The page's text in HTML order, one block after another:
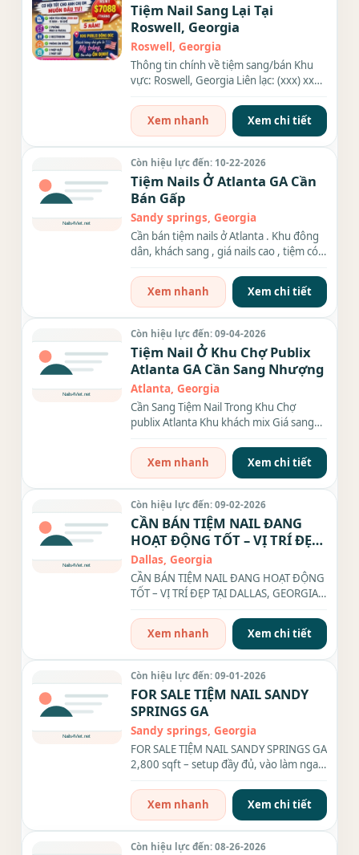
Tiệm Nail Sang Lại Tại
Roswell, Georgia
Roswell, Georgia
Thông tin chính về tiệm sang/bán Khu
vực: Roswell, Georgia Liên lạc: (xxx) xxx-
Xem nhanh
Xem chi tiết
Còn hiệu lực đến: 10-22-2026
Tiệm Nails Ở Atlanta GA Cần
Bán Gấp
Sandy springs, Georgia
Cần bán tiệm nails ở Atlanta . Khu đông
dân, khách sang , giá nails cao , tiệm có
Xem nhanh
Xem chi tiết
Còn hiệu lực đến: 09-04-2026
Tiệm Nail Ở Khu Chợ Publix
Atlanta GA Cần Sang Nhượng
Atlanta, Georgia
Cần Sang Tiệm Nail Trong Khu Chợ
publix Atlanta Khu khách mix Giá sang
Xem nhanh
Xem chi tiết
Còn hiệu lực đến: 09-02-2026
CẦN BÁN TIỆM NAIL ĐANG
HOẠT ĐỘNG TỐT – VỊ TRÍ ĐẸP
TẠI DALLAS, GEORGIA.
Dallas, Georgia
CẦN BÁN TIỆM NAIL ĐANG HOẠT ĐỘNG
TỐT – VỊ TRÍ ĐẸP TẠI DALLAS, GEORGIA. -
Xem nhanh
Xem chi tiết
Còn hiệu lực đến: 09-01-2026
FOR SALE TIỆM NAIL SANDY
SPRINGS GA
Sandy springs, Georgia
FOR SALE TIỆM NAIL SANDY SPRINGS GA
2,800 sqft – setup đầy đủ, vào làm ngay
Xem nhanh
Xem chi tiết
Còn hiệu lực đến: 08-26-2026